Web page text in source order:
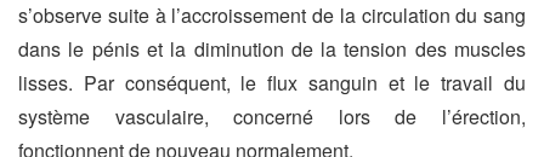
s’observe suite à l’accroissement de la circulation du sang
dans le pénis et la diminution de la tension des muscles
lisses. Par conséquent, le flux sanguin et le travail du
système vasculaire, concerné lors de l’érection,
fonctionnent de nouveau normalement.